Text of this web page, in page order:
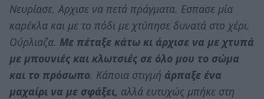
Νευρίασε. Αρχισε να πετά πράγματα. Εσπασε μία
καρέκλα και με το πόδι με χτύπησε δυνατά στο χέρι.
Ούρλιαζα. Με πέταξε κάτω κι άρχισε να με χτυπά
με μπουνιές και κλωτσιές σε όλο μου το σώμα
και το πρόσωπο. Κάποια στιγμή άρπαξε ένα
μαχαίρι να με σφάξει, αλλά ευτυχώς μπήκε στη